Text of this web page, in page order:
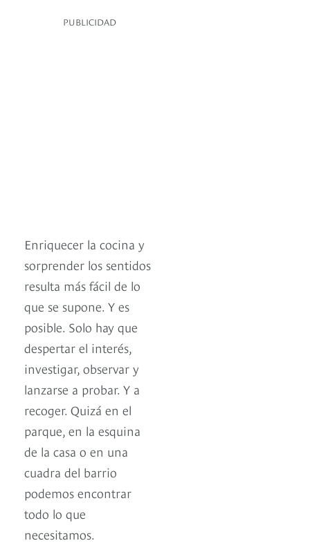
PUBLICIDAD
Enriquecer la cocina y
sorprender los sentidos
resulta más fácil de lo
que se supone. Y es
posible. Solo hay que
despertar el interés,
investigar, observar y
lanzarse a probar. Y a
recoger. Quizá en el
parque, en la esquina
de la casa o en una
cuadra del barrio
podemos encontrar
todo lo que
necesitamos.